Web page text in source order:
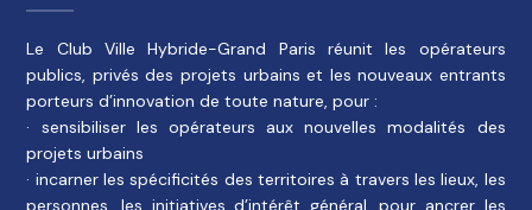
Le Club Ville Hybride-Grand Paris réunit les opérateurs
publics, privés des projets urbains et les nouveaux entrants
porteurs d’innovation de toute nature, pour :
· sensibiliser les opérateurs aux nouvelles modalités des
projets urbains
· incarner les spécificités des territoires à travers les lieux, les
personnes, les initiatives d’intérêt général, pour ancrer les